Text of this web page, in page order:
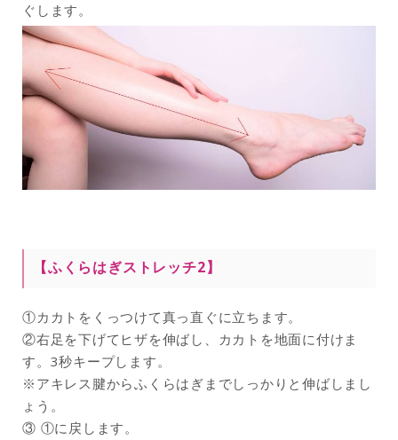
ぐします。
【ふくらはぎストレッチ2】
①カカトをくっつけて真っ直ぐに立ちます。
②右足を下げてヒザを伸ばし、カカトを地面に付けま
す。3秒キープします。
※アキレス腱からふくらはぎまでしっかりと伸ばしまし
ょう。
③ ①に戻します。